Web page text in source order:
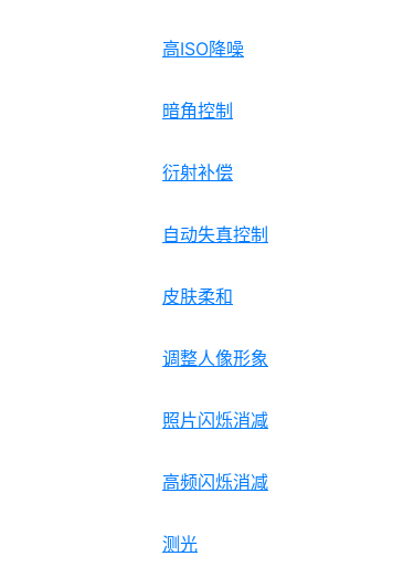
高ISO降噪
暗角控制
衍射补偿
自动失真控制
皮肤柔和
调整人像形象
照片闪烁消减
高频闪烁消减
测光